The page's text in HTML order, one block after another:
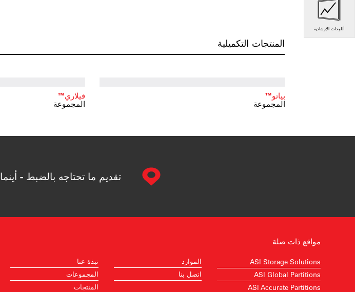
المنتجات التكميلية
فيلاري™
المجموعة
بياتو™
المجموعة
تقديم ما تحتاجه بالضبط - أينما
اللوحات الإرشادية
نبذة عنا
المجموعات
المنتجات
الموارد
اتصل بنا
مواقع ذات صلة
ASI Storage Solutions
ASI Global Partitions
ASI Accurate Partitions